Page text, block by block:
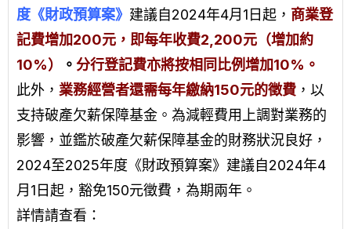
度《財政預算案》 建議自2024年4月1日起， 商業登
記費增加200元，即每年收費2,200元（增加約
10%）
。 分行登記費亦將按相同比例增加10%。
此外， 業務經營者還需每年繳納150元的徵費 ，以
支持破產欠薪保障基金。為減輕費用上調對業務的
影響，並鑑於破產欠薪保障基金的財務狀況良好，
2024至2025年度《財政預算案》建議自2024年4
月1日起，豁免150元徵費，為期兩年。
詳情請查看：